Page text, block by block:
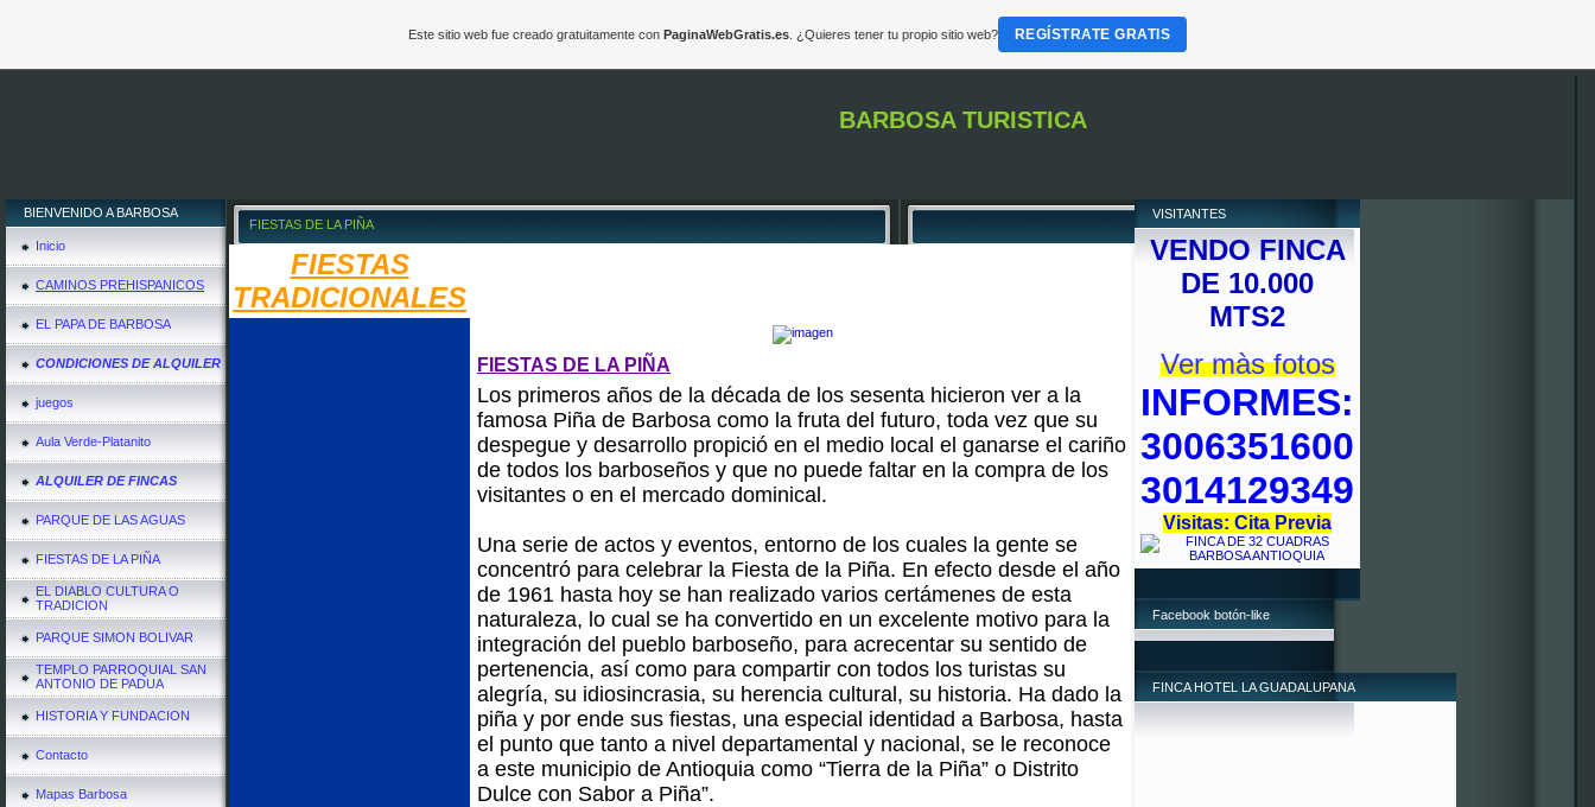
BARBOSA TURISTICA
BIENVENIDO A BARBOSA
Inicio
CAMINOS PREHISPANICOS
EL PAPA DE BARBOSA
CONDICIONES DE ALQUILER
juegos
Aula Verde-Platanito
ALQUILER DE FINCAS
PARQUE DE LAS AGUAS
FIESTAS DE LA PIÑA
EL DIABLO CULTURA O
TRADICION
PARQUE SIMON BOLIVAR
TEMPLO PARROQUIAL SAN
ANTONIO DE PADUA
HISTORIA Y FUNDACION
Contacto
Mapas Barbosa
FIESTAS DE LA PIÑA
FIESTAS
TRADICIONALES
FIESTAS DE LA PIÑA
Los primeros años de la década de los sesenta hicieron ver a la
famosa Piña de Barbosa como la fruta del futuro, toda vez que su
despegue y desarrollo propició en el medio local el ganarse el cariño
de todos los barboseños y que no puede faltar en la compra de los
visitantes o en el mercado dominical.
Una serie de actos y eventos, entorno de los cuales la gente se
concentró para celebrar la Fiesta de la Piña. En efecto desde el año
de 1961 hasta hoy se han realizado varios certámenes de esta
naturaleza, lo cual se ha convertido en un excelente motivo para la
integración del pueblo barboseño, para acrecentar su sentido de
pertenencia, así como para compartir con todos los turistas su
alegría, su idiosincrasia, su herencia cultural, su historia. Ha dado la
piña y por ende sus fiestas, una especial identidad a Barbosa, hasta
el punto que tanto a nivel departamental y nacional, se le reconoce
a este municipio de Antioquia como “Tierra de la Piña” o Distrito
Dulce con Sabor a Piña”.
VISITANTES
VENDO FINCA
DE 10.000
MTS2
Ver màs fotos
INFORMES:
3006351600
3014129349
Visitas: Cita Previa
Facebook botón-like
FINCA HOTEL LA GUADALUPANA
Este sitio web fue creado gratuitamente con PaginaWebGratis.es. ¿Quieres tener tu propio sitio web? REGÍSTRATE GRATIS